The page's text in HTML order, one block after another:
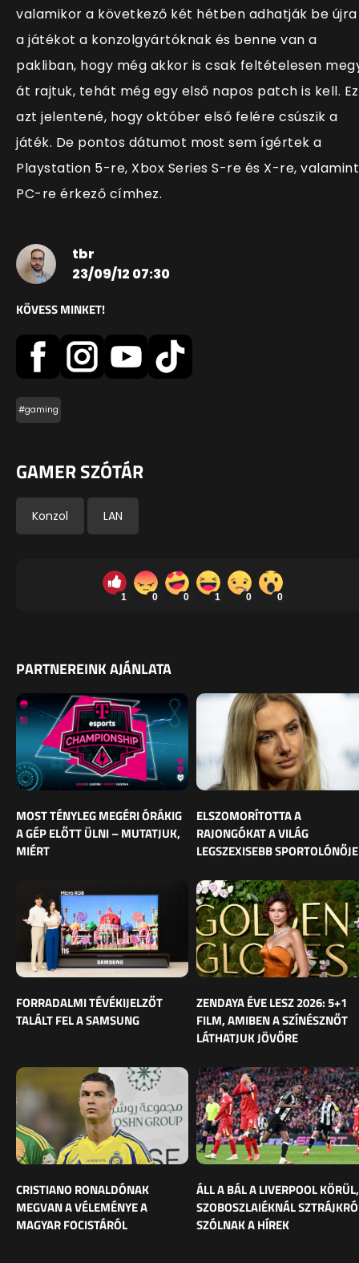
valamikor a következő két hétben adhatják be újra
a játékot a konzolgyártóknak és benne van a
pakliban, hogy még akkor is csak feltételesen
át rajtuk, tehát még egy első napos patch is kell. Ez
azt jelentené, hogy október első felére csúszik a
játék. De pontos dátumot most sem ígértek a
Playstation 5-re, Xbox Series S-re és X-re, valamint
PC-re érkező címhez.
tbr
23/09/12 07:30
KÖVESS MINKET!
#gaming
GAMER SZÓTÁR
Konzol LAN
1 0 0 1 0 0
PARTNEREINK AJÁNLATA
MOST TÉNYLEG MEGÉRI ÓRÁKIG
A GÉP ELŐTT ÜLNI – MUTATJUK,
MIÉRT
ELSZOMORÍTOTTA A
RAJONGÓKAT A VILÁG
LEGSZEXISEBB SPORTOLÓNŐJE
FORRADALMI TÉVÉKIJELZŐT
TALÁLT FEL A SAMSUNG
ZENDAYA ÉVE LESZ 2026: 5+1
FILM, AMIBEN A SZÍNÉSZNŐT
LÁTHATJUK JÖVŐRE
CRISTIANO RONALDÓNAK
MEGVAN A VÉLEMÉNYE A
MAGYAR FOCISTÁRÓL
ÁLL A BÁL A LIVERPOOL KÖRÜL,
SZOBOSZLAIÉKNÁL
SZÓLNAK A HÍREK